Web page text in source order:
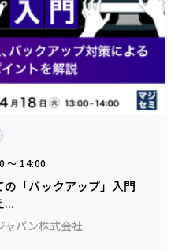
〜 14:00
「バックアップ」入門
...
ャパン株式会社